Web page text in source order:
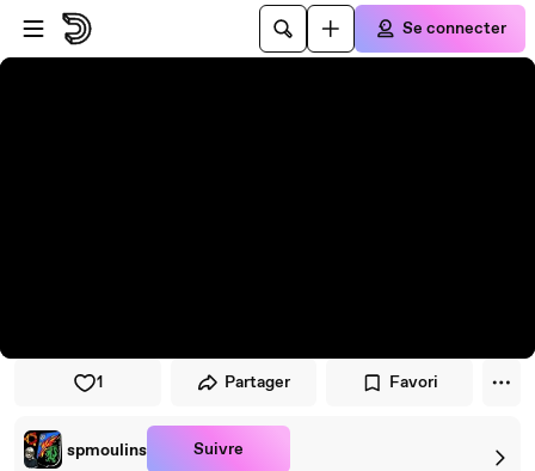
Passer au player
Passer au contenu principal
Se connecter
1 Partager Favori
spmoulins Suivre